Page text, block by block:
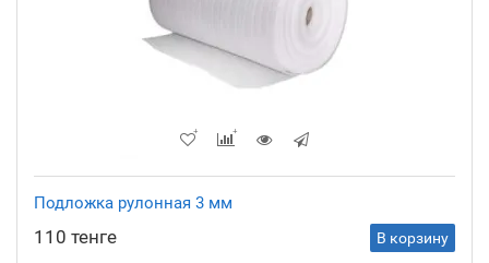
Подложка рулонная 3 мм
110 тенге В корзину